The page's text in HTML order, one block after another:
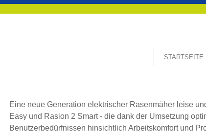
STARTSEITE
Eine neue Generation elektrischer Rasenmäher leise
Easy und Rasion 2 Smart - die dank der Umsetzung
Benutzerbedürfnissen hinsichtlich Arbeitskomfort und